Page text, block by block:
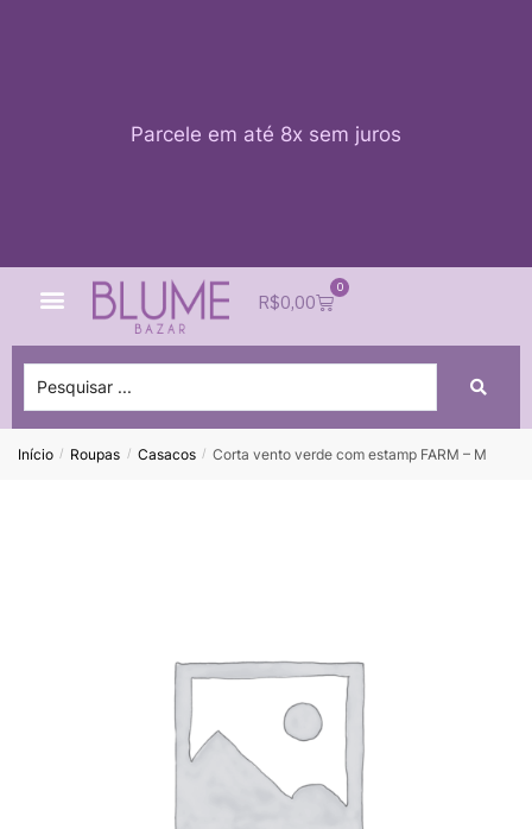
Parcele em até 8x sem juros
R$0,00
0
Início / Roupas / Casacos / Corta vento verde com estamp FARM – M